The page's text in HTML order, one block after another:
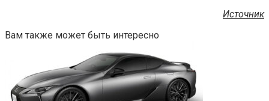
Источник
Вам также может быть интересно